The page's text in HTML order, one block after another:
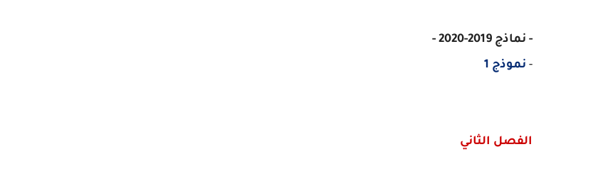
- نماذج 2019-2020 -
- نموذج 1
الفصل الثاني